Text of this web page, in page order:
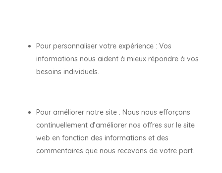
Pour personnaliser votre expérience : Vos
informations nous aident à mieux répondre à vos
besoins individuels.
Pour améliorer notre site : Nous nous efforçons
continuellement d’améliorer nos offres sur le site
web en fonction des informations et des
commentaires que nous recevons de votre part.